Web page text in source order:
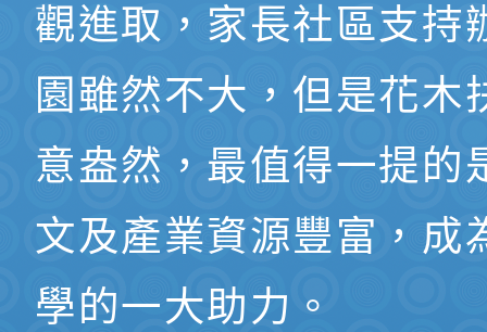
觀進取，家長社區支持
園雖然不大，但是花木
意盎然，最值得一提的
文及產業資源豐富，成
學的一大助力。